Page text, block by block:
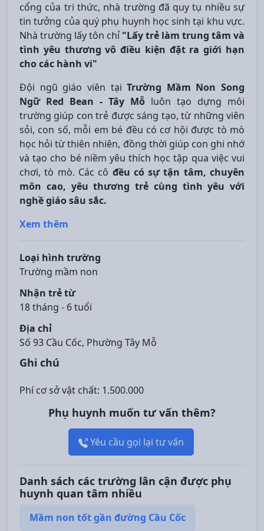
cổng của tri thức, nhà trường đã quy tụ nhiều sự
tin tưởng của quý phụ huynh học sinh tại khu vực.
Nhà trường lấy tôn chỉ "Lấy trẻ làm trung tâm và
tình yêu thương vô điều kiện đặt ra giới hạn
cho các hành vi"
Đội ngũ giáo viên tạiTrường Mầm Non Song
Ngữ Red Bean - Tây Mỗ luôn tạo dựng môi
trường giúp con trẻ được sáng tạo, từ những viên
sỏi, con số, mỗi em bé đều có cơ hội được tò mò
học hỏi từ thiên nhiên, đồng thời giúp con ghi nhớ
và tạo cho bé niềm yêu thích học tập qua việc vui
chơi, tò mò. Các cô đều có sự tận tâm, chuyên
môn cao, yêu thương trẻ cùng tình yêu với
nghề giáo sâu sắc.
Xem thêm
Loại hình trường
Trường mầm non
Nhận trẻ từ
18 tháng - 6 tuổi
Địa chỉ
Số 93 Cầu Cốc, Phường Tây Mỗ
Ghi chú
Phí cơ sở vật chất: 1.500.000
Phụ huynh muốn tư vấn thêm?
Yêu cầu gọi lại tư vấn
Danh sách các trường lân cận được phụ
huynh quan tâm nhiều
Mầm non tốt gần đường Cầu Cốc